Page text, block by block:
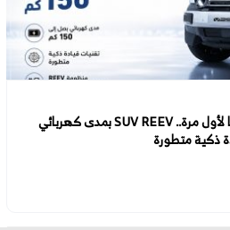
iCAR V25 الجديدة تظهر رسميًا لأول مرة.. SUV REEV بمدى كهربائي